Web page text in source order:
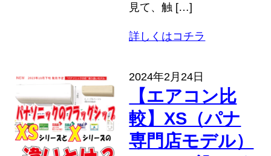
見て、触 […]
詳しくはコチラ
2024年2月24日
【エアコン比
較】XS（パナ
専門店モデル）